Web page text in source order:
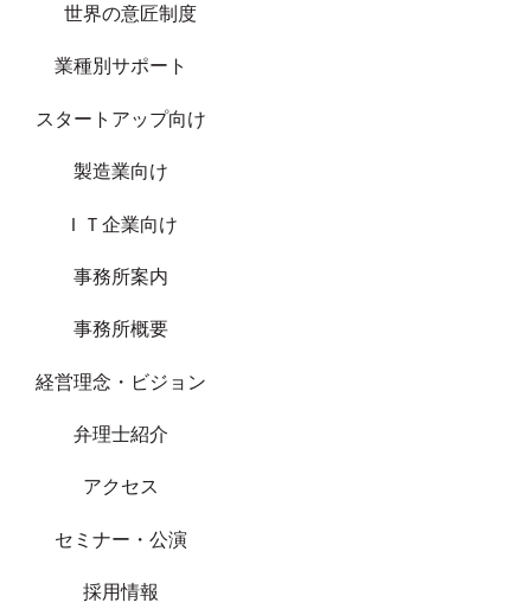
世界の意匠制度
業種別サポート
スタートアップ向け
製造業向け
ＩＴ企業向け
事務所案内
事務所概要
経営理念・ビジョン
弁理士紹介
アクセス
セミナー・公演
採用情報